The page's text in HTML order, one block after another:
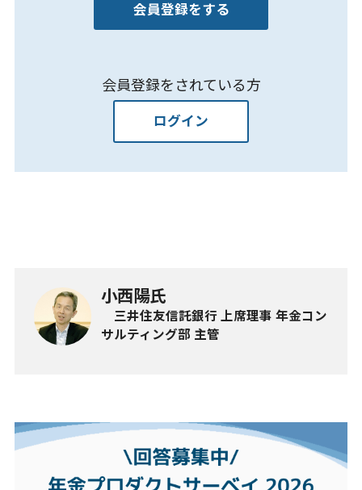
会員登録をする
会員登録をされている方
ログイン
小西陽氏
三井住友信託銀行 上席理事 年金コン
サルティング部 主管